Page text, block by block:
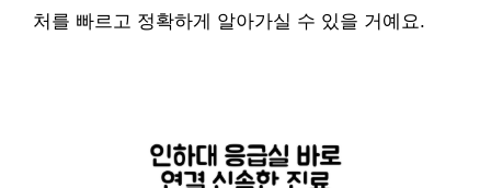
처를 빠르고 정확하게 알아가실 수 있을 거예요.